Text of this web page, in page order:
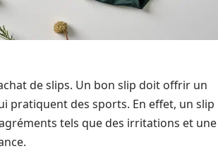
de slips. Un bon slip doit offrir un
pratiquent des sports. En effet, un slip
tels que des irritations et une